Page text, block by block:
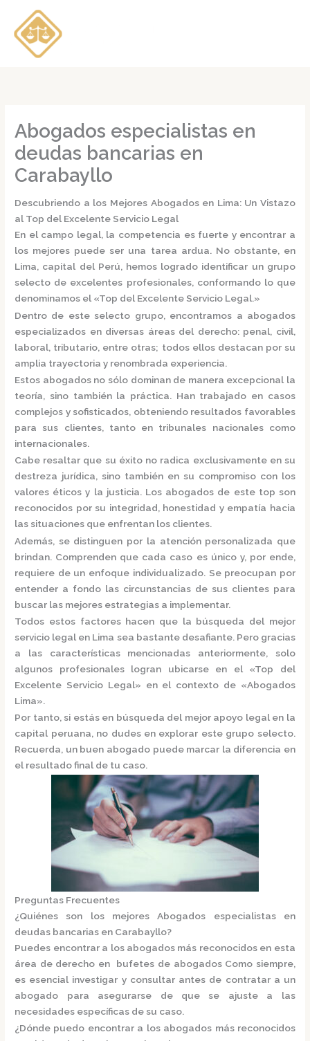
contenido
Abogados especialistas en
deudas bancarias en
Carabayllo
Descubriendo a los Mejores Abogados en Lima: Un Vistazo
al Top del Excelente Servicio Legal
En el campo legal, la competencia es fuerte y encontrar a
los mejores puede ser una tarea ardua. No obstante, en
Lima, capital del Perú, hemos logrado identificar un grupo
selecto de excelentes profesionales, conformando lo que
denominamos el «Top del Excelente Servicio Legal.»
Dentro de este selecto grupo, encontramos a abogados
especializados en diversas áreas del derecho: penal, civil,
laboral, tributario, entre otras; todos ellos destacan por su
amplia trayectoria y renombrada experiencia.
Estos abogados no sólo dominan de manera excepcional la
teoría, sino también la práctica. Han trabajado en casos
complejos y sofisticados, obteniendo resultados favorables
para sus clientes, tanto en tribunales nacionales como
internacionales.
Cabe resaltar que su éxito no radica exclusivamente en su
destreza jurídica, sino también en su compromiso con los
valores éticos y la justicia. Los abogados de este top son
reconocidos por su integridad, honestidad y empatía hacia
las situaciones que enfrentan los clientes.
Además, se distinguen por la atención personalizada que
brindan. Comprenden que cada caso es único y, por ende,
requiere de un enfoque individualizado. Se preocupan por
entender a fondo las circunstancias de sus clientes para
buscar las mejores estrategias a implementar.
Todos estos factores hacen que la búsqueda del mejor
servicio legal en Lima sea bastante desafiante. Pero gracias
a las características mencionadas anteriormente, solo
algunos profesionales logran ubicarse en el «Top del
Excelente Servicio Legal» en el contexto de «Abogados
Lima».
Por tanto, si estás en búsqueda del mejor apoyo legal en la
capital peruana, no dudes en explorar este grupo selecto.
Recuerda, un buen abogado puede marcar la diferencia en
el resultado final de tu caso.
Preguntas Frecuentes
¿Quiénes son los mejores Abogados especialistas en
deudas bancarias en Carabayllo?
Puedes encontrar a los abogados más reconocidos en esta
área de derecho en bufetes de abogados Como siempre,
es esencial investigar y consultar antes de contratar a un
abogado para asegurarse de que se ajuste a las
necesidades específicas de su caso.
¿Dónde puedo encontrar a los abogados más reconocidos